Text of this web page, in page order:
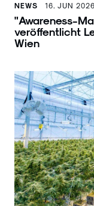
NEWS 16. JUN 2026
"Awareness-
veröffentlicht
Wien